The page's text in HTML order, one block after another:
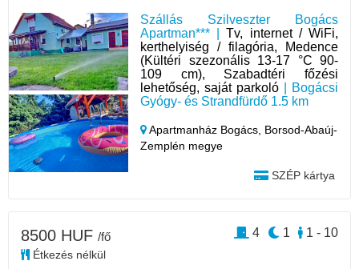
Szállás Szilveszter Bogács
Apartman*** |Tv, internet / WiFi,
kerthelyiség / filagória, Medence
(Kültéri szezonális 13-17 °C 90-
109 cm), Szabadtéri főzési
lehetőség, saját parkoló | Bogácsi
Gyógy- és Strandfürdő 1.5 km
Apartmanház Bogács, Borsod-Abaúj-
Zemplén megye
SZÉP kártya
8500 HUF /fő
Étkezés nélkül
1 - 10
1
4